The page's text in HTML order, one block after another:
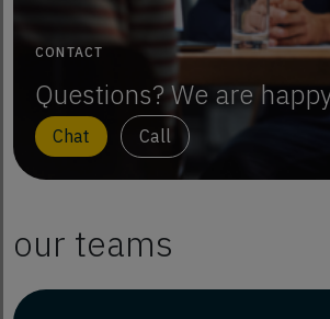
CONTACT
Questions? We are
Chat Call
our teams